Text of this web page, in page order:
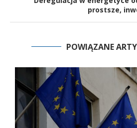
prostsze,
POWIĄZANE